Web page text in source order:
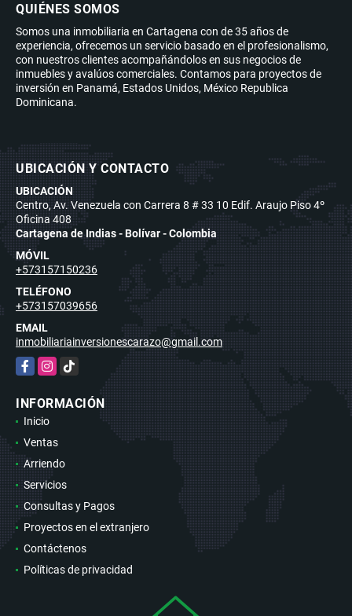
QUIÉNES SOMOS
Somos una inmobiliaria en Cartagena con de 35 años de
experiencia, ofrecemos un servicio basado en el profesionalismo,
con nuestros clientes acompañándolos en sus negocios de
inmuebles y avalúos comerciales. Contamos para proyectos de
inversión en Panamá, Estados Unidos, México Republica
Dominicana.
UBICACIÓN Y CONTACTO
UBICACIÓN
Centro, Av. Venezuela con Carrera 8 # 33 10 Edif. Araujo Piso 4º
Oficina 408
Cartagena de Indias - Bolívar - Colombia
MÓVIL
+573157150236
TELÉFONO
+573157039656
EMAIL
inmobiliariainversionescarazo@gmail.com
FacebookInstagram
TikTok
INFORMACIÓN
Inicio
Ventas
Arriendo
Servicios
Consultas y Pagos
Proyectos en el extranjero
Contáctenos
Políticas de privacidad